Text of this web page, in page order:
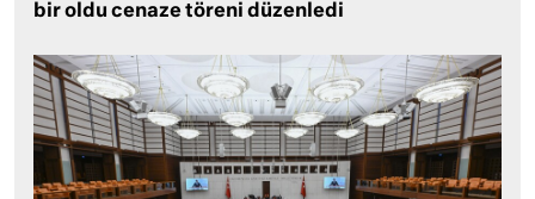
bir oldu cenaze töreni düzenledi